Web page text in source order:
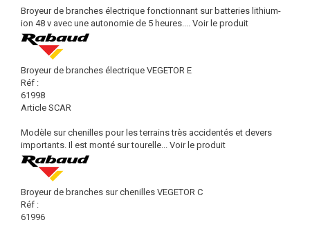
Broyeur de branches électrique fonctionnant sur batteries lithium-
ion 48 v avec une autonomie de 5 heures.... Voir le produit
Broyeur de branches électrique VEGETOR E
Réf :
61998
Article SCAR
Modèle sur chenilles pour les terrains très accidentés et devers
importants. Il est monté sur tourelle... Voir le produit
Broyeur de branches sur chenilles VEGETOR C
Réf :
61996